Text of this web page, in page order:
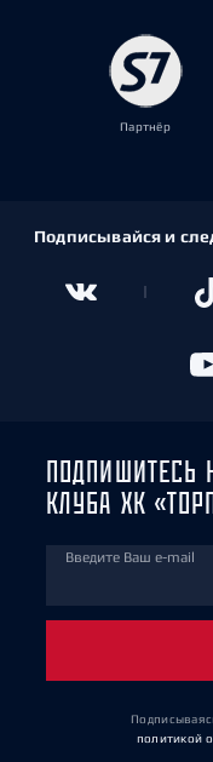
Партнёр
Подписывайся и
ПОДПИШИТЕСЬ
КЛУБА ХК
Введите Ваш e-mail
политикой